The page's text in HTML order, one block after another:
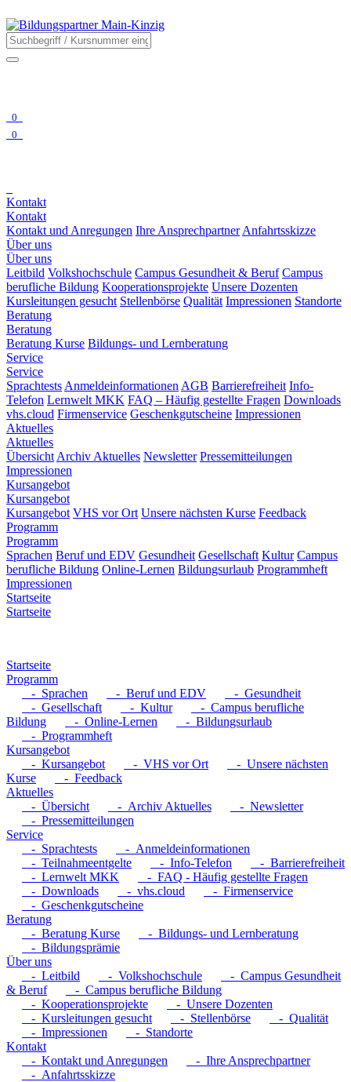
0
0
Kontakt
Kontakt
Kontakt und Anregungen Ihre Ansprechpartner Anfahrtsskizze
Über uns
Über uns
Leitbild Volkshochschule Campus Gesundheit & Beruf Campus
berufliche Bildung Kooperationsprojekte Unsere Dozenten
Kursleitungen gesucht Stellenbörse Qualität Impressionen Standorte
Beratung
Beratung
Beratung Kurse Bildungs- und Lernberatung
Service
Service
Sprachtests Anmeldeinformationen AGB Barrierefreiheit Info-
Telefon Lernwelt MKK FAQ – Häufig gestellte Fragen Downloads
vhs.cloud Firmenservice Geschenkgutscheine Impressionen
Aktuelles
Aktuelles
Übersicht Archiv Aktuelles Newsletter Pressemitteilungen
Impressionen
Kursangebot
Kursangebot
Kursangebot VHS vor Ort Unsere nächsten Kurse Feedback
Programm
Programm
Sprachen Beruf und EDV Gesundheit Gesellschaft Kultur Campus
berufliche Bildung Online-Lernen Bildungsurlaub Programmheft
Impressionen
Startseite
Startseite
Startseite
Programm
- Sprachen
- Beruf und EDV
- Gesundheit
- Gesellschaft
- Kultur
- Campus berufliche
Bildung
- Online-Lernen
- Bildungsurlaub
- Programmheft
Kursangebot
- Kursangebot
- VHS vor Ort
- Unsere nächsten
Kurse
- Feedback
Aktuelles
- Übersicht
- Archiv Aktuelles
- Newsletter
- Pressemitteilungen
Service
- Sprachtests
- Anmeldeinformationen
- Teilnahmeentgelte
- Info-Telefon
- Barrierefreiheit
- Lernwelt MKK
- FAQ - Häufig gestellte Fragen
- Downloads
- vhs.cloud
- Firmenservice
- Geschenkgutscheine
Beratung
- Beratung Kurse
- Bildungs- und Lernberatung
- Bildungsprämie
Über uns
- Leitbild
- Volkshochschule
- Campus Gesundheit
& Beruf
- Campus berufliche Bildung
- Kooperationsprojekte
- Unsere Dozenten
- Kursleitungen gesucht
- Stellenbörse
- Qualität
- Impressionen
- Standorte
Kontakt
- Kontakt und Anregungen
- Ihre Ansprechpartner
- Anfahrtsskizze